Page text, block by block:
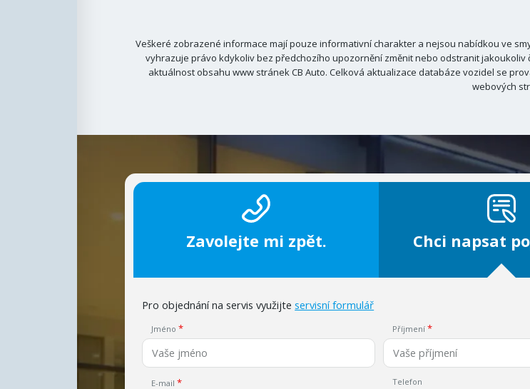
Veškeré zobrazené informace mají pouze informativní charakter a nejsou nabídkou ve
vyhrazuje právo kdykoliv bez předchozího upozornění změnit nebo odstranit
aktuálnost obsahu www stránek CB Auto. Celková aktualizace databáze vozidel se
webových
Zavolejte mi zpět. Chci napsat
Pro objednání na servis využijteservisní formulář
Jméno Příjmení
E-mail Telefon